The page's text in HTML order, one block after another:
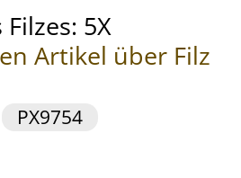
5X
Artikel über Filz
PX9754